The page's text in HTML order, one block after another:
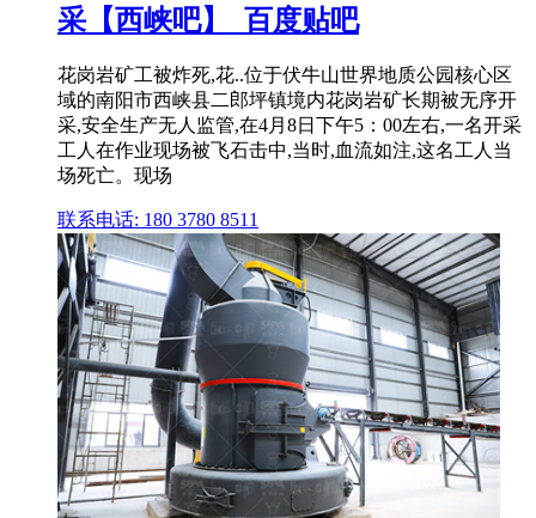
采【西峡吧】_百度贴吧
花岗岩矿工被炸死,花..位于伏牛山世界地质公园核心区
域的南阳市西峡县二郎坪镇境内花岗岩矿长期被无序开
采,安全生产无人监管,在4月8日下午5：00左右,一名开采
工人在作业现场被飞石击中,当时,血流如注,这名工人当
场死亡。现场
联系电话: 180 3780 8511